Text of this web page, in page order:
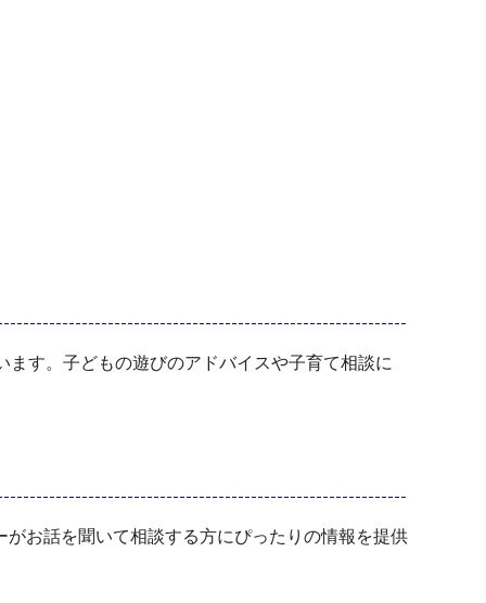
す。子どもの遊びのアドバイスや子育て相談に
お話を聞いて相談する方にぴったりの情報を提供